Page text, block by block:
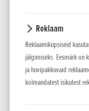
Reklaam
Reklaamiküpsiseid
jälgimiseks. Eesmärk on
ja huvipakkuvaid
kolmandatest isikutest
Maksumus
EUR sis. km 24%
Liising kuus